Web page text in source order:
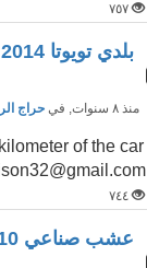
٧٥٧
بلدي تويوتا 2014 كروزر لاند للبيع
منذ ٨ سنوات , فيحراج
of the car
٧٤٤
عشب صناعي 0500338910